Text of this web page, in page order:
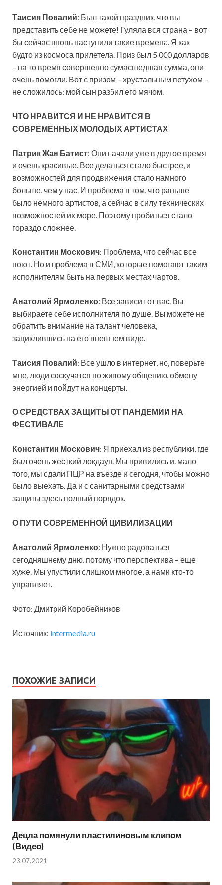
Таисия Повалий: Был такой праздник, что вы
представить себе не можете! Гуляла вся страна – вот
бы сейчас вновь наступили такие времена. Я как
будто из космоса прилетела. Приз был 5 000 долларов
– на то время совершенно сумасшедшая сумма, они
очень помогли. Вот с призом – хрустальным петухом –
не сложилось: мой сын разбил его мячом.
ЧТО НРАВИТСЯ И НЕ НРАВИТСЯ В
СОВРЕМЕННЫХ МОЛОДЫХ АРТИСТАХ
Патрик Жан Батист: Они начали уже в другое время
и очень красивые. Все делаться стало быстрее, и
возможностей для продвижения стало намного
больше, чем у нас. И проблема в том, что раньше
было немного артистов, а сейчас в силу технических
возможностей их море. Поэтому пробиться стало
гораздо сложнее.
Константин Москович: Проблема, что сейчас все
поют. Но и проблема в СМИ, которые помогают таким
исполнителям быть на первых местах чартов.
Анатолий Ярмоленко: Все зависит от вас. Вы
выбираете себе исполнителя по душе. Вы можете не
обратить внимание на талант человека,
зациклившись на его внешнем виде.
Таисия Повалий: Все ушло в интернет, но, поверьте
мне, люди соскучатся по живому общению, обмену
энергией и пойдут на концерты.
О СРЕДСТВАХ ЗАЩИТЫ ОТ ПАНДЕМИИ НА
ФЕСТИВАЛЕ
Константин Москович: Я приехал из республики, где
был очень жесткий локдаун. Мы привились и. мало
того, мы сдали ПЦР на въезде и сегодня, чтобы можно
было выехать. Да и с санитарными средствами
защиты здесь полный порядок.
О ПУТИ СОВРЕМЕННОЙ ЦИВИЛИЗАЦИИ
Анатолий Ярмоленко: Нужно радоваться
сегодняшнему дню, потому что перспектива – еще
хуже. Мы упустили слишком многое, а нами кто-то
управляет.
Фото: Дмитрий Коробейников
Источник: intermedia.ru
ПОХОЖИЕ ЗАПИСИ
Децла помянули пластилиновым клипом
(Видео)
23.07.2021